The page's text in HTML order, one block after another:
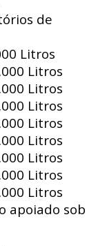
de
Litros
Litros
Litros
Litros
Litros
Litros
Litros
Litros
Litros
apoiado sob